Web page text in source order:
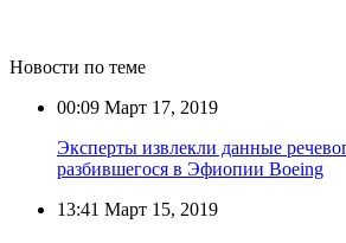
Новости по теме
00:09 Март 17, 2019
Эксперты извлекли данные
разбившегося в Эфиопии Boeing
13:41 Март 15, 2019